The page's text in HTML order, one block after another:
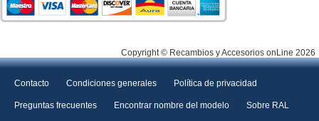
Copyright © Recambios y Accesorios onLine 2026
Contacto Condiciones generales Política de privacidad
Preguntas frecuentes Encontrar nombre del modelo Sobre RAL